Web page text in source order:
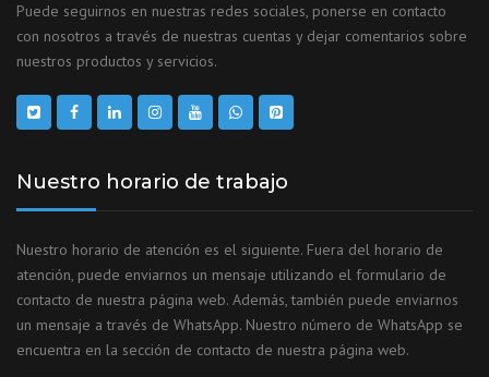
Puede seguirnos en nuestras redes sociales, ponerse en contacto
con nosotros a través de nuestras cuentas y dejar comentarios sobre
nuestros productos y servicios.
Nuestro horario de trabajo
Nuestro horario de atención es el siguiente. Fuera del horario de
atención, puede enviarnos un mensaje utilizando el formulario de
contacto de nuestra página web. Además, también puede enviarnos
un mensaje a través de WhatsApp. Nuestro número de WhatsApp se
encuentra en la sección de contacto de nuestra página web.